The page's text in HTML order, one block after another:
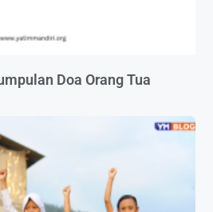
Doa Orang Tua